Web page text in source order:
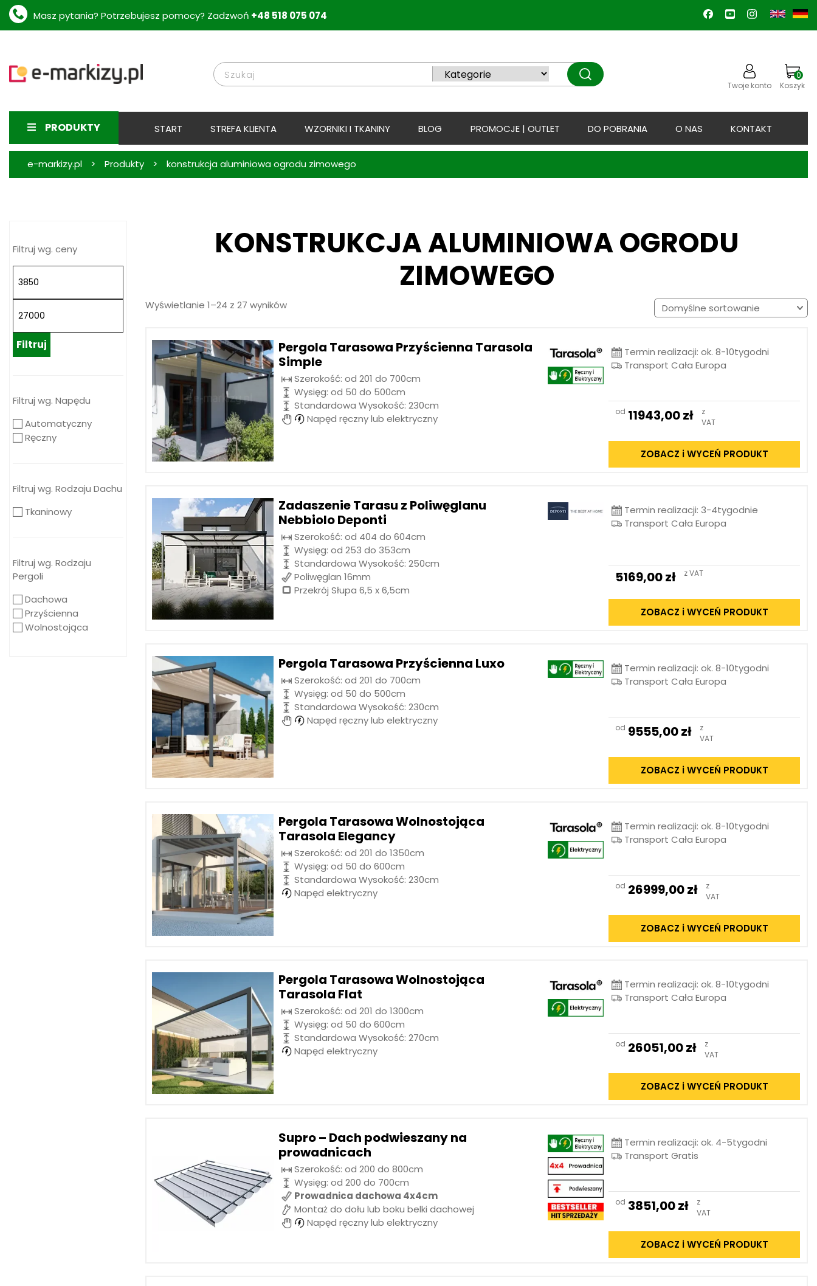
Masz pytania? Potrzebujesz pomocy? Zadzwoń +48 518 075 074
Twoje konto
0
Koszyk
PRODUKTY START STREFA KLIENTA WZORNIKI I TKANINY BLOG PROMOCJE | OUTLET DO POBRANIA O NAS KONTAKT
e-markizy.pl > Produkty > konstrukcja aluminiowa ogrodu zimowego
Filtruj wg. ceny
Filtruj
Filtruj wg. Napędu
Automatyczny
Ręczny
Filtruj wg. Rodzaju Dachu
Tkaninowy
Filtruj wg. Rodzaju
Pergoli
Dachowa
Przyścienna
Wolnostojąca
KONSTRUKCJA ALUMINIOWA OGRODU
ZIMOWEGO
Wyświetlanie 1–24 z 27 wyników
Pergola Tarasowa Przyścienna Tarasola
Simple
Szerokość: od 201 do 700cm
Wysięg: od 50 do 500cm
Standardowa Wysokość: 230cm
Napęd ręczny lub elektryczny
Termin realizacji: ok. 8-10tygodni
Transport Cała Europa
od 11943,00zł
z
VAT
ZOBACZ i WYCEŃ PRODUKT
Zadaszenie Tarasu z Poliwęglanu
Nebbiolo Deponti
Szerokość: od 404 do 604cm
Wysięg: od 253 do 353cm
Standardowa Wysokość: 250cm
Poliwęglan 16mm
Przekrój Słupa 6,5 x 6,5cm
Termin realizacji: 3-4tygodnie
Transport Cała Europa
5169,00zł z VAT
ZOBACZ i WYCEŃ PRODUKT
Pergola Tarasowa Przyścienna Luxo
Szerokość: od 201 do 700cm
Wysięg: od 50 do 500cm
Standardowa Wysokość: 230cm
Napęd ręczny lub elektryczny
Termin realizacji: ok. 8-10tygodni
Transport Cała Europa
od 9555,00zł
z
VAT
ZOBACZ i WYCEŃ PRODUKT
Pergola Tarasowa Wolnostojąca
Tarasola Elegancy
Szerokość: od 201 do 1350cm
Wysięg: od 50 do 600cm
Standardowa Wysokość: 230cm
Napęd elektryczny
Termin realizacji: ok. 8-10tygodni
Transport Cała Europa
od 26999,00zł
z
VAT
ZOBACZ i WYCEŃ PRODUKT
Pergola Tarasowa Wolnostojąca
Tarasola Flat
Szerokość: od 201 do 1300cm
Wysięg: od 50 do 600cm
Standardowa Wysokość: 270cm
Napęd elektryczny
Termin realizacji: ok. 8-10tygodni
Transport Cała Europa
od 26051,00zł
z
VAT
ZOBACZ i WYCEŃ PRODUKT
Supro – Dach podwieszany na
prowadnicach
Szerokość: od 200 do 800cm
Wysięg: od 200 do 700cm
Prowadnica dachowa 4x4cm
Montaż do dołu lub boku belki dachowej
Napęd ręczny lub elektryczny
Termin realizacji: ok. 4-5tygodni
Transport Gratis
od 3851,00zł
z
VAT
ZOBACZ i WYCEŃ PRODUKT